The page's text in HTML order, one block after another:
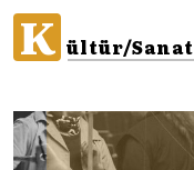
K ültür/Sanat